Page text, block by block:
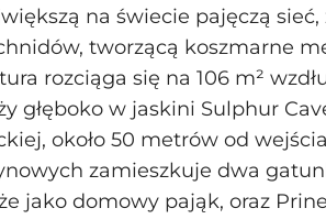
na świecie pajęczą sieć,
tworzącą koszmarne
rozciąga się na 106 m²
głęboko w jaskini Sulphur
około 50 metrów od
zamieszkuje dwa
jako domowy pająk, oraz